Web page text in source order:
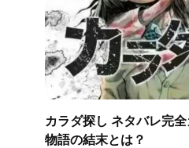
カラダ探し ネタバレ完
物語の結末とは？